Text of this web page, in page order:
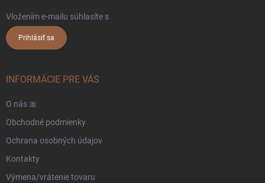
Vložením e-mailu súhlasíte s
Prihlásiť sa
INFORMÁCIE PRE VÁS
O nás 🎀
Obchodné podmienky
Ochrana osobných údajov
Kontakty
Výmena/vrátenie tovaru